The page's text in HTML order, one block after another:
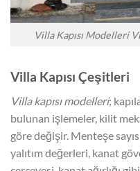
Villa Kapısı Modelleri
Villa Kapısı Çeşitleri
Villa kapısı modelleri;
bulunan işlemeler, kilit
göre değişir. Menteşe
yalıtım değerleri, kanat